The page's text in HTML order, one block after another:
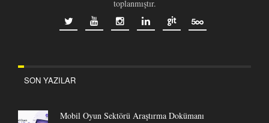
toplanmıştır.
SON YAZILAR
Mobil Oyun Sektörü Araştırma Dokümanı